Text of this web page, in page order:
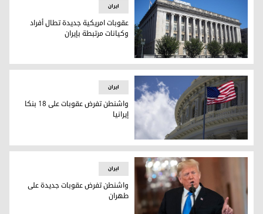
عقوبات امريكية جديدة تطال أفراد وكيانات مرتبطة بإيران
ایران
عقوبات امريكية جديدة تطال أفراد
وكيانات مرتبطة بإيران
واشنطن تفرض عقوبات على 18 بنكا إيرانيا
ایران
واشنطن تفرض عقوبات على 18 بنكا
إيرانيا
ایران
واشنطن تفرض عقوبات جديدة على
طهران